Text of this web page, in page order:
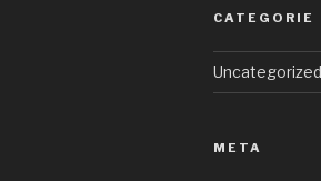
CATEGORIE
Uncategorized
META